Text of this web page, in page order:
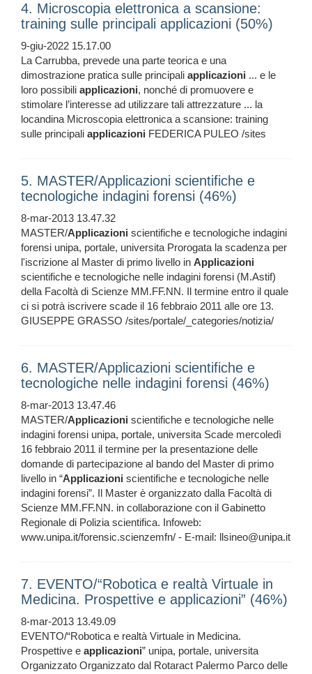
4. Microscopia elettronica a scansione:
training sulle principali applicazioni (50%)
9-giu-2022 15.17.00
La Carrubba, prevede una parte teorica e una
dimostrazione pratica sulle principali applicazioni ... e le
loro possibili applicazioni, nonché di promuovere e
stimolare l’interesse ad utilizzare tali attrezzature ... la
locandina Microscopia elettronica a scansione: training
sulle principali applicazioni FEDERICA PULEO /sites
5. MASTER/Applicazioni scientifiche e
tecnologiche indagini forensi (46%)
8-mar-2013 13.47.32
MASTER/Applicazioni scientifiche e tecnologiche indagini
forensi unipa, portale, universita Prorogata la scadenza per
l'iscrizione al Master di primo livello in Applicazioni
scientifiche e tecnologiche nelle indagini forensi (M.Astif)
della Facoltà di Scienze MM.FF.NN. Il termine entro il quale
ci si potrà iscrivere scade il 16 febbraio 2011 alle ore 13.
GIUSEPPE GRASSO /sites/portale/_categories/notizia/
6. MASTER/Applicazioni scientifiche e
tecnologiche nelle indagini forensi (46%)
8-mar-2013 13.47.46
MASTER/Applicazioni scientifiche e tecnologiche nelle
indagini forensi unipa, portale, universita Scade mercoledì
16 febbraio 2011 il termine per la presentazione delle
domande di partecipazione al bando del Master di primo
livello in “Applicazioni scientifiche e tecnologiche nelle
indagini forensi”. Il Master è organizzato dalla Facoltà di
Scienze MM.FF.NN. in collaborazione con il Gabinetto
Regionale di Polizia scientifica. Infoweb:
www.unipa.it/forensic.scienzemfn/ - E-mail: llsineo@unipa.it
7. EVENTO/“Robotica e realtà Virtuale in
Medicina. Prospettive e applicazioni” (46%)
8-mar-2013 13.49.09
EVENTO/“Robotica e realtà Virtuale in Medicina.
Prospettive e applicazioni” unipa, portale, universita
Organizzato Organizzato dal Rotaract Palermo Parco delle